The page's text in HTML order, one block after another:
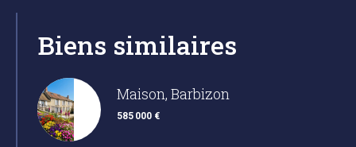
Biens similaires
Maison, Barbizon
585 000 €